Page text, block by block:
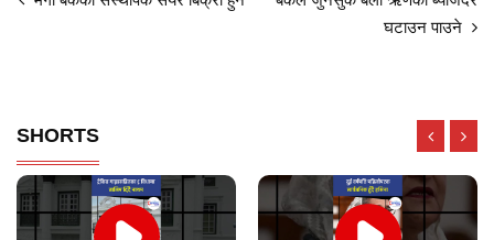
घटाउन पाउने
SHORTS